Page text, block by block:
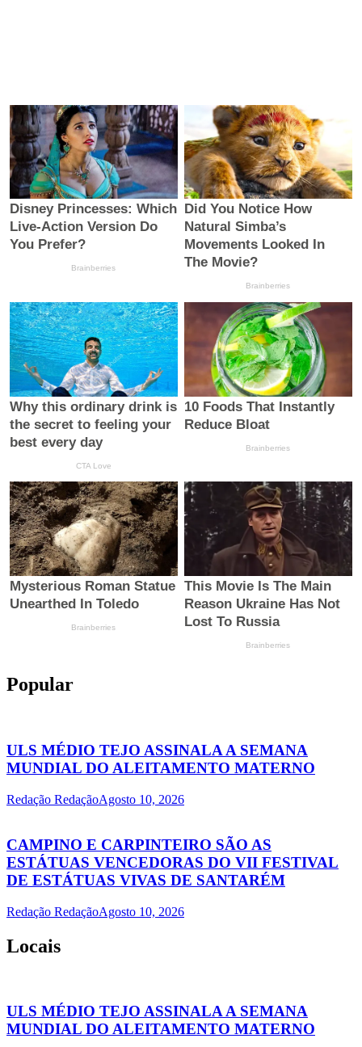
Popular
ULS MÉDIO TEJO ASSINALA A SEMANA
MUNDIAL DO ALEITAMENTO MATERNO
Redação RedaçãoAgosto 10, 2026
CAMPINO E CARPINTEIRO SÃO AS
ESTÁTUAS VENCEDORAS DO VII FESTIVAL
DE ESTÁTUAS VIVAS DE SANTARÉM
Redação RedaçãoAgosto 10, 2026
Locais
ULS MÉDIO TEJO ASSINALA A SEMANA
MUNDIAL DO ALEITAMENTO MATERNO